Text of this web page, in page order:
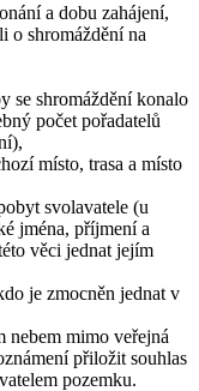
a dobu zahájení,
o shromáždění na
se shromáždění konalo
počet pořadatelů
místo, trasa a místo
svolavatele (u
jména, příjmení a
věci jednat jejím
je zmocněn jednat v
nebem mimo veřejná
přiložit souhlas
pozemku.